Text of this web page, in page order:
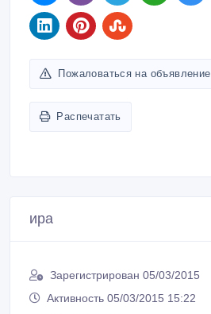
Пожаловаться на объявление
Распечатать
ира
Зарегистрирован 05/03/2015
Активность 05/03/2015 15:22